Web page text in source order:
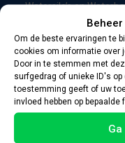
Om de beste ervaringen te
cookies om informatie over
Door in te stemmen met
surfgedrag of unieke ID's
toestemming geeft of uw
invloed hebben op
Watersilo’s en
CERTIFICERING